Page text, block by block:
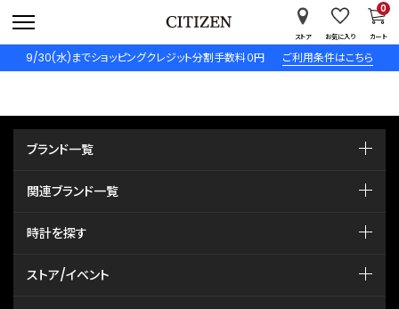
9/30(水)までショッピングクレジット分割手数料０円 ご利用条件はこちら
ストア お気に入り カート
0
ブランド一覧
関連ブランド一覧
時計を探す
ストア/イベント